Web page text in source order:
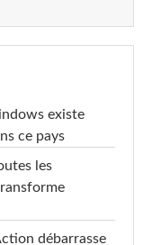
existe
ce pays
les
débarrasse